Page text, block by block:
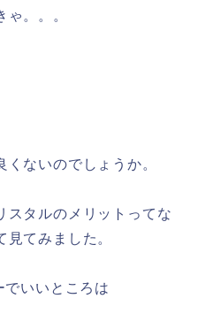
。。。
ないのでしょうか。
スタルのメリットってな
てみました。
いいところは